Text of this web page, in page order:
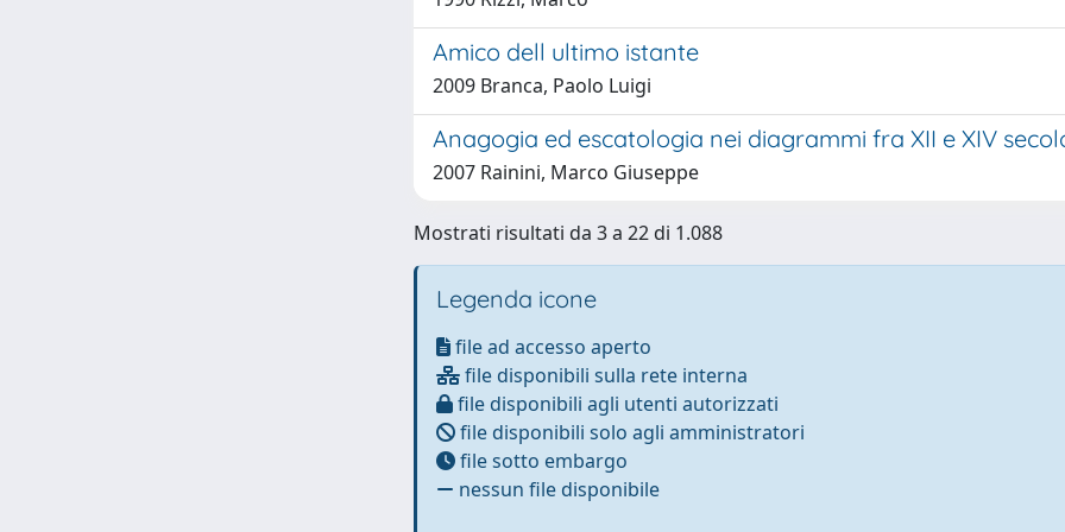
Amico dell ultimo istante
2009 Branca, Paolo Luigi
Anagogia ed escatologia nei diagrammi fra XII e XIV
2007 Rainini, Marco Giuseppe
Mostrati risultati da 3 a 22 di 1.088
Legenda icone
file ad accesso aperto
file disponibili sulla rete interna
file disponibili agli utenti autorizzati
file disponibili solo agli amministratori
file sotto embargo
nessun file disponibile